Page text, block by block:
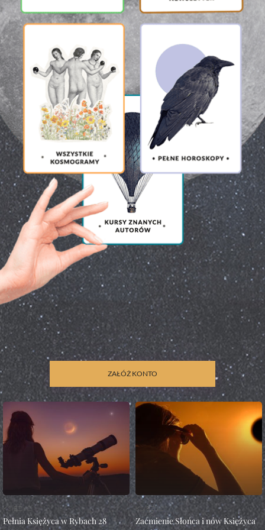
ZAŁÓŻ KONTO
KSIĘŻYC
Pełnia Księżyca w Rybach 28
KSIĘŻYC
Zaćmienie Słońca i nów Księżyca